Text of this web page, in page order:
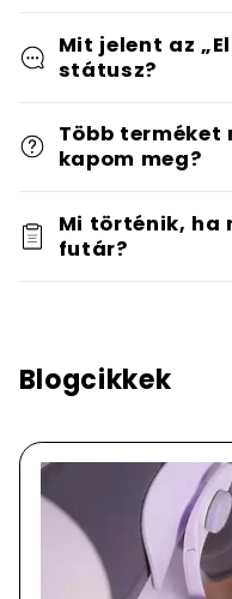
Mit jelent az
státusz?
Több terméket
kapom meg?
Mi történik, ha
futár?
Blogcikkek